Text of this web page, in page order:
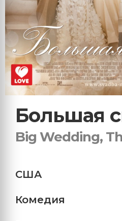
Большая
Big Wedding,
США
Комедия